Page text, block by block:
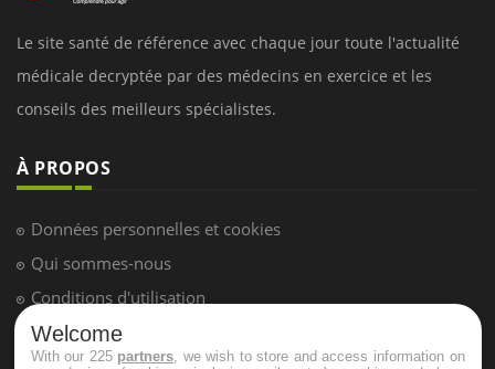
Le site santé de référence avec chaque jour toute l'actualité
médicale decryptée par des médecins en exercice et les
conseils des meilleurs spécialistes.
À PROPOS
Données personnelles et cookies
Qui sommes-nous
Conditions d'utilisation
Plan du site
Welcome
With our 225 partners , we wish to store and access information on